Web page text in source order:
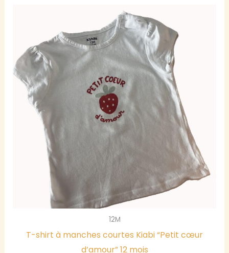
12M
T-shirt à manches courtes Kiabi “Petit cœur
d’amour” 12 mois